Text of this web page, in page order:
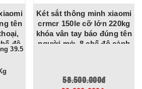
tên
độ
Kg
Két sắt thông minh xiaomi
crmcr 150le cỡ lớn 220kg
khóa vân tay báo đúng tên
người mở, 8 chế độ cảnh
58.500.000đ